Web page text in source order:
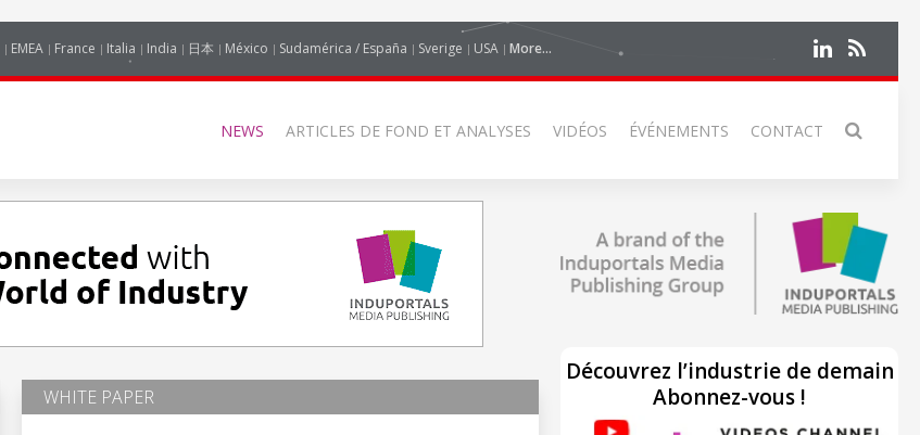
EMEA France Italia India 日本 México Sudamérica / España Sverige USA More...
NEWS ARTICLES DE FOND ET ANALYSES VIDÉOS ÉVÉNEMENTS CONTACT
WHITE PAPER
Découvrez l’industrie de demain
Abonnez-vous !